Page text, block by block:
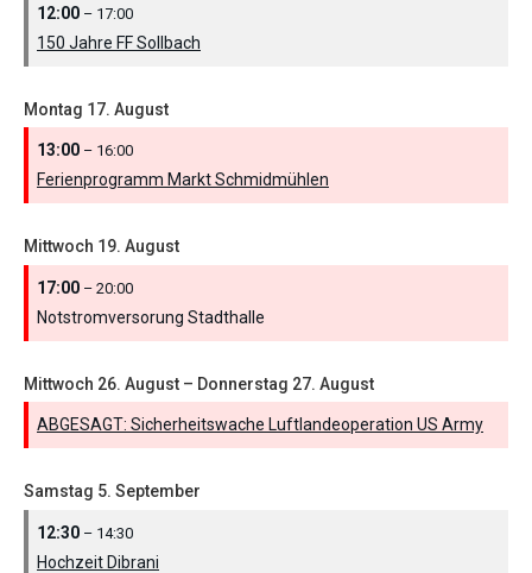
12:00 – 17:00
150 Jahre FF Sollbach
Montag 17. August
13:00 – 16:00
Ferienprogramm Markt Schmidmühlen
Mittwoch 19. August
17:00 – 20:00
Notstromversorung Stadthalle
Mittwoch 26. August – Donnerstag 27. August
ABGESAGT: Sicherheitswache Luftlandeoperation US Army
Samstag 5. September
12:30 – 14:30
Hochzeit Dibrani